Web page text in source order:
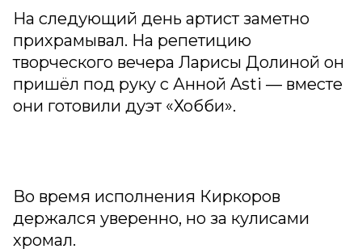
На следующий день артист заметно
прихрамывал. На репетицию
творческого вечера Ларисы Долиной он
пришёл под руку с Анной Asti — вместе
они готовили дуэт «Хобби».
Во время исполнения Киркоров
держался уверенно, но за кулисами
хромал.